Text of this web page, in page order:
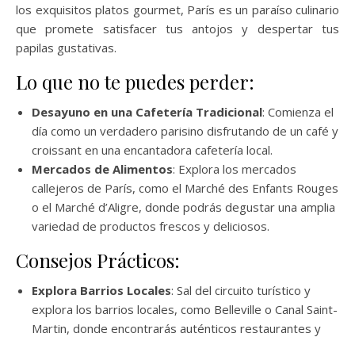
los exquisitos platos gourmet, París es un paraíso culinario
que promete satisfacer tus antojos y despertar tus
papilas gustativas.
Lo que no te puedes perder:
Desayuno en una Cafetería Tradicional: Comienza el
día como un verdadero parisino disfrutando de un café y
croissant en una encantadora cafetería local.
Mercados de Alimentos: Explora los mercados
callejeros de París, como el Marché des Enfants Rouges
o el Marché d’Aligre, donde podrás degustar una amplia
variedad de productos frescos y deliciosos.
Consejos Prácticos:
Explora Barrios Locales: Sal del circuito turístico y
explora los barrios locales, como Belleville o Canal Saint-
Martin, donde encontrarás auténticos restaurantes y